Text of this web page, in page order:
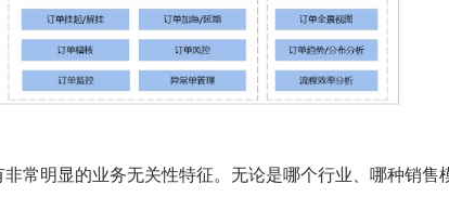
常明显的业务无关性特征。无论是哪个行业、哪种销售